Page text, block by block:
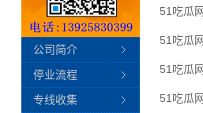
51吃瓜
51吃瓜
51吃瓜
51吃瓜
公司简介
停业流程
专线收集